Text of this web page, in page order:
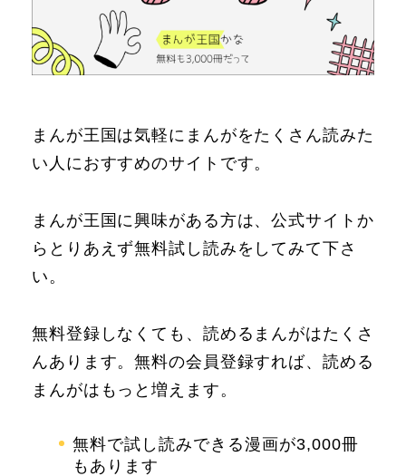
まんが王国は気軽にまんがをたくさん読みた
い人におすすめのサイトです。
まんが王国に興味がある方は、公式サイトか
らとりあえず無料試し読みをしてみて下さ
い。
無料登録しなくても、読めるまんがはたくさ
んあります。無料の会員登録すれば、読める
まんがはもっと増えます。
無料で試し読みできる漫画が3,000冊
もあります